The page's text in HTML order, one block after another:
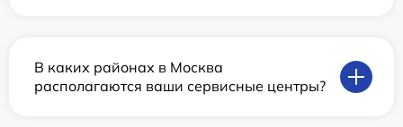
В каких районах в Москва
располагаются ваши сервисные центры?